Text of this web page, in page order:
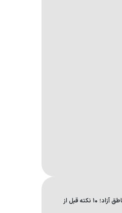
کسب و کار در مناطق آزاد؛ ۱۰ نکته قبل از